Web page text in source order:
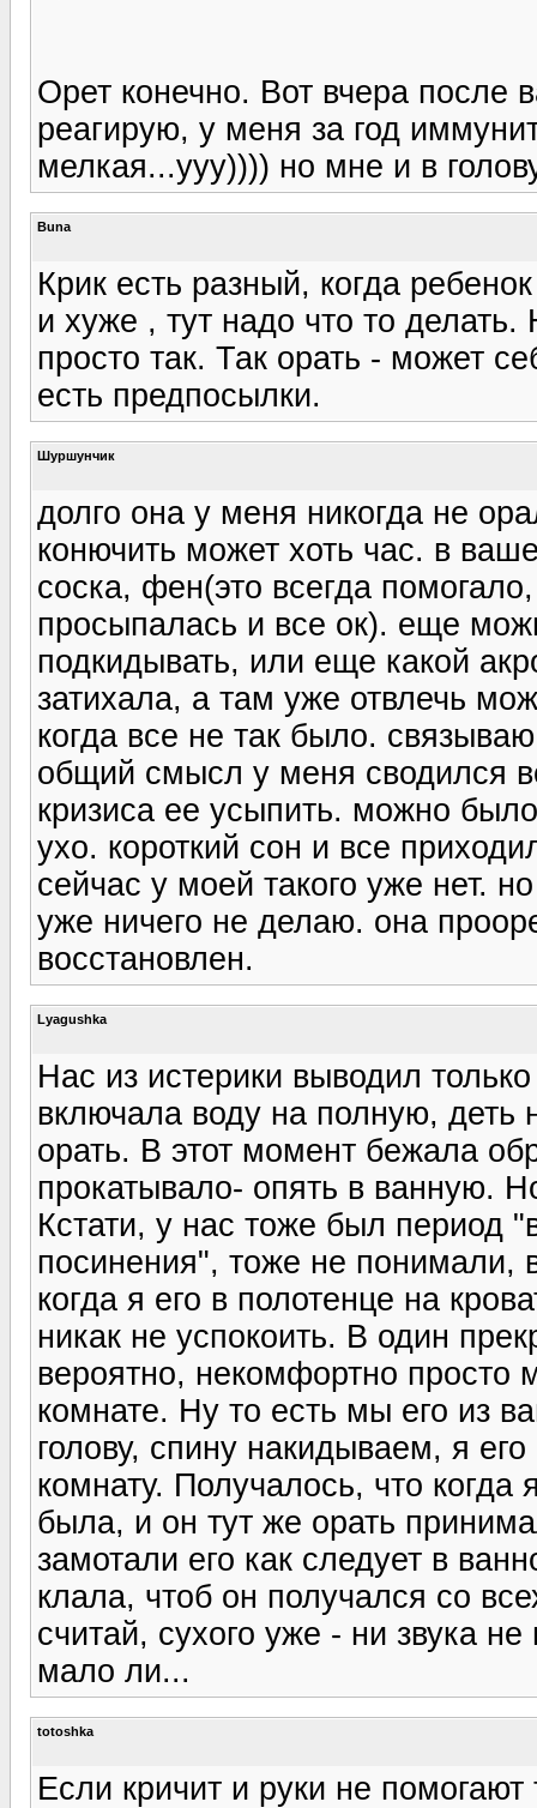
Орет конечно. Вот вчера
реагирую, у меня за год
мелкая...ууу)))) но мне и в
Buna
Крик есть разный, когда
и хуже , тут надо что то
просто так. Так орать - может
есть предпосылки.
Шуршунчик
долго она у меня никогда не
конючить может хоть час. в
соска, фен(это всегда
просыпалась и все ок). еще
подкидывать, или еще какой
затихала, а там уже отвлечь
когда все не так было.
общий смысл у меня сводился
кризиса ее усыпить. можно
ухо. короткий сон и все
сейчас у моей такого уже нет.
уже ничего не делаю. она
восстановлен.
Lyagushka
Нас из истерики выводил
включала воду на полную, деть
орать. В этот момент бежала
прокатывало- опять в ванную.
Кстати, у нас тоже был период
посинения", тоже не понимали,
когда я его в полотенце на
никак не успокоить. В один
вероятно, некомфортно просто
комнате. Ну то есть мы его из
голову, спину накидываем, я
комнату. Получалось, что когда
была, и он тут же орать
замотали его как следует в
клала, чтоб он получался со
считай, сухого уже - ни звука
мало ли...
totoshka
Если кричит и руки не помогают